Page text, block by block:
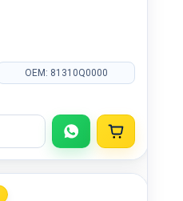
OEM: 81310Q0000